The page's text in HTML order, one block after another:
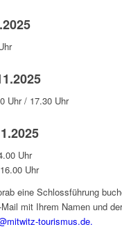
Uhr / 17.30 Uhr
Uhr
Uhr
eine Schlossführung
mit Ihrem Namen und
tourismus.de.